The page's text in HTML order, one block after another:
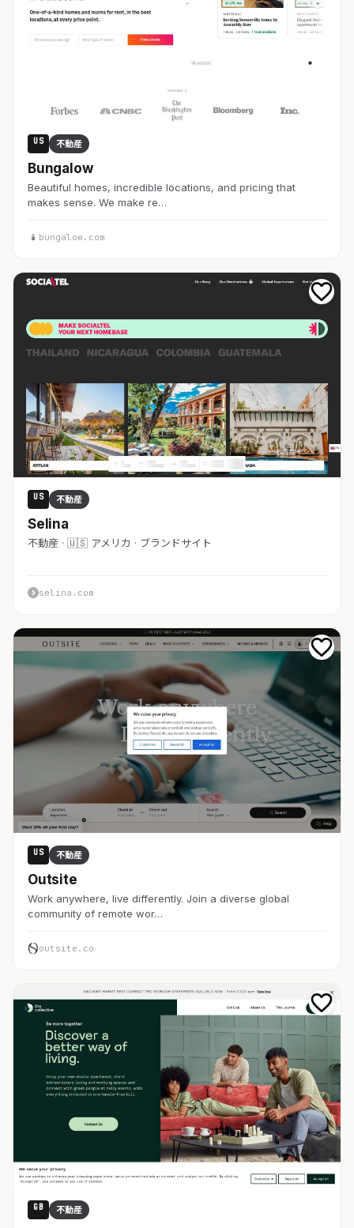
US 不動産
Bungalow
Beautiful homes, incredible locations, and pricing that
makes sense. We make re…
bungalow.com
US 不動産
Selina
不動産 · 🇺🇸 アメリカ · ブランドサイト
selina.com
US 不動産
Outsite
Work anywhere, live differently. Join a diverse global
community of remote wor…
outsite.co
GB 不動産